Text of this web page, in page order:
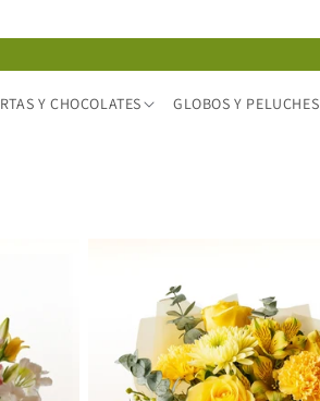
Y CHOCOLATES GLOBOS Y PELUCHES